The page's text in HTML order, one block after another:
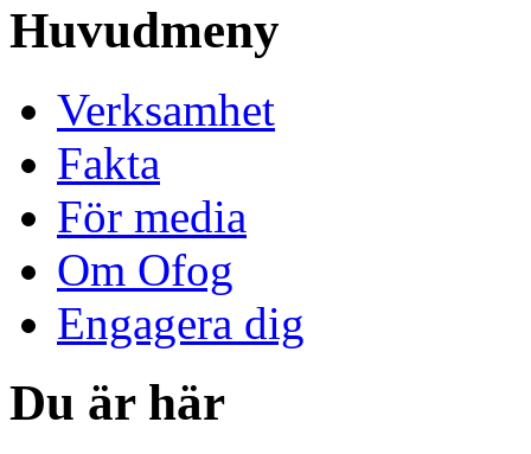
Huvudmeny
Verksamhet
Fakta
För media
Om Ofog
Engagera dig
Du är här